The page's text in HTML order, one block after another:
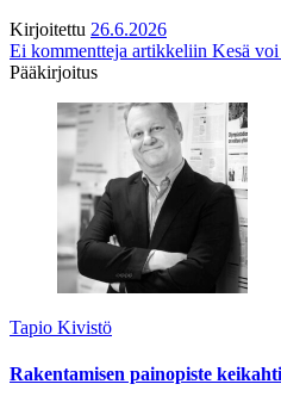
Kirjoitettu 26.6.2026
Ei kommentteja artikkeliin Kesä voi
Pääkirjoitus
Tapio Kivistö
Rakentamisen painopiste keikahti